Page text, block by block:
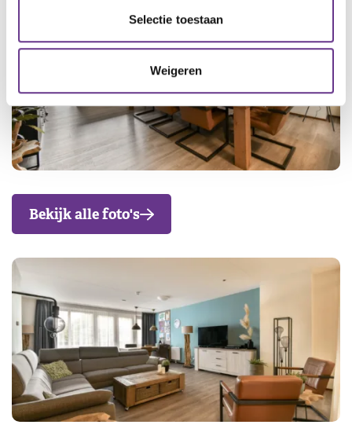
Selectie toestaan
Weigeren
Bekijk alle foto's